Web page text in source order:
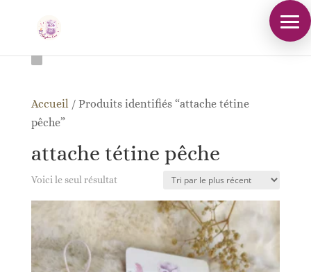
Accueil / Produits identifiés “attache tétine
pêche”
attache tétine pêche
Voici le seul résultat